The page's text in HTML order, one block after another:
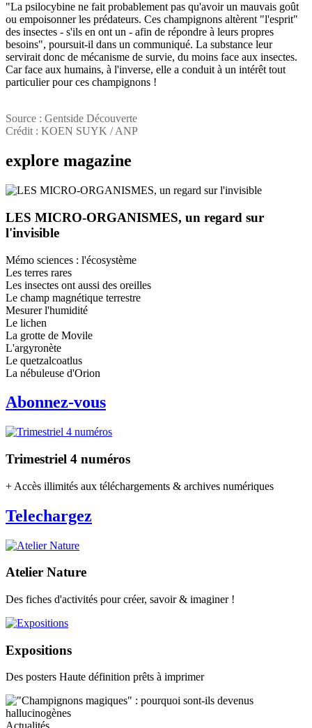
"La psilocybine ne fait probablement pas qu'avoir un mauvais goût
ou empoisonner les prédateurs. Ces champignons altèrent "l'esprit"
des insectes - s'ils en ont un - afin de répondre à leurs propres
besoins", poursuit-il dans un communiqué. La substance leur
servirait donc de mécanisme de survie, du moins face aux insectes.
Car face aux humains, à l'inverse, elle a conduit à un intérêt tout
particulier pour ces champignons !
Source : Gentside Découverte
Crédit : KOEN SUYK / ANP
explore magazine
LES MICRO-ORGANISMES, un regard sur
l'invisible
Mémo sciences : l'écosystème
Les terres rares
Les insectes ont aussi des oreilles
Le champ magnétique terrestre
Mesurer l'humidité
Le lichen
La grotte de Movile
L'argyronète
Le quetzalcoatlus
La nébuleuse d'Orion
Abonnez-vous
Trimestriel 4 numéros
+ Accès illimités aux téléchargements & archives numériques
Telechargez
Atelier Nature
Des fiches d'activités pour créer, savoir & imaginer !
Expositions
Des posters Haute définition prêts à imprimer